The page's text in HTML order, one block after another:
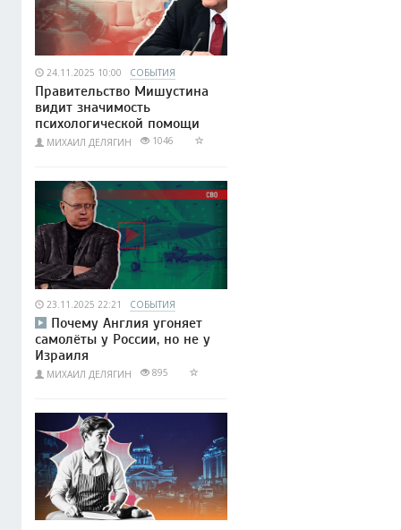
24.11.2025 10:00 СОБЫТИЯ
Правительство Мишустина
видит значимость
психологической помощи
МИХАИЛ ДЕЛЯГИН 1046
23.11.2025 22:21 СОБЫТИЯ
Почему Англия угоняет
самолёты у России, но не у
Израиля
МИХАИЛ ДЕЛЯГИН 895